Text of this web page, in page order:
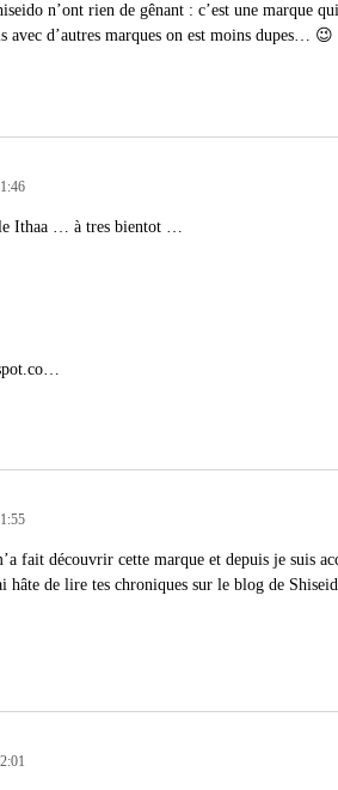
n’ont rien de gênant : c’est une marque
avec d’autres marques on est moins dupes… 😉
Ithaa … à tres bientot …
fait découvrir cette marque et depuis je suis
hâte de lire tes chroniques sur le blog de